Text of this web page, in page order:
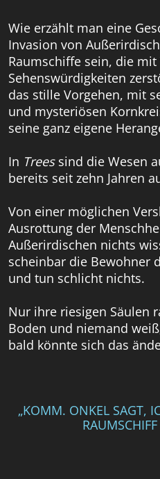
Wie erzählt man eine
Invasion von
Raumschiffe sein, die
Sehenswürdigkeiten
das stille Vorgehen, mit
und mysteriösen
seine ganz eigene
In Treessind die Wesen
bereits seit zehn Jahren
Von einer möglichen
Ausrottung der
Außerirdischen nichts
scheinbar die Bewohner
und tun schlicht nichts.
Nur ihre riesigen Säulen
Boden und niemand
bald könnte sich das
„KOMM. ONKEL SAGT,